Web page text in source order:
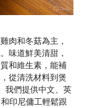
肉和冬菇為主，
味道鮮美清甜，
和維生素，能補
從清洗材料到煲
我們提供中文、英
印尼傭工輕鬆跟